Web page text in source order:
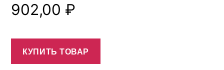
902,00 ₽
КУПИТЬ ТОВАР